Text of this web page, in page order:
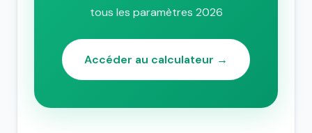
tous les paramètres 2026
Accéder au calculateur →